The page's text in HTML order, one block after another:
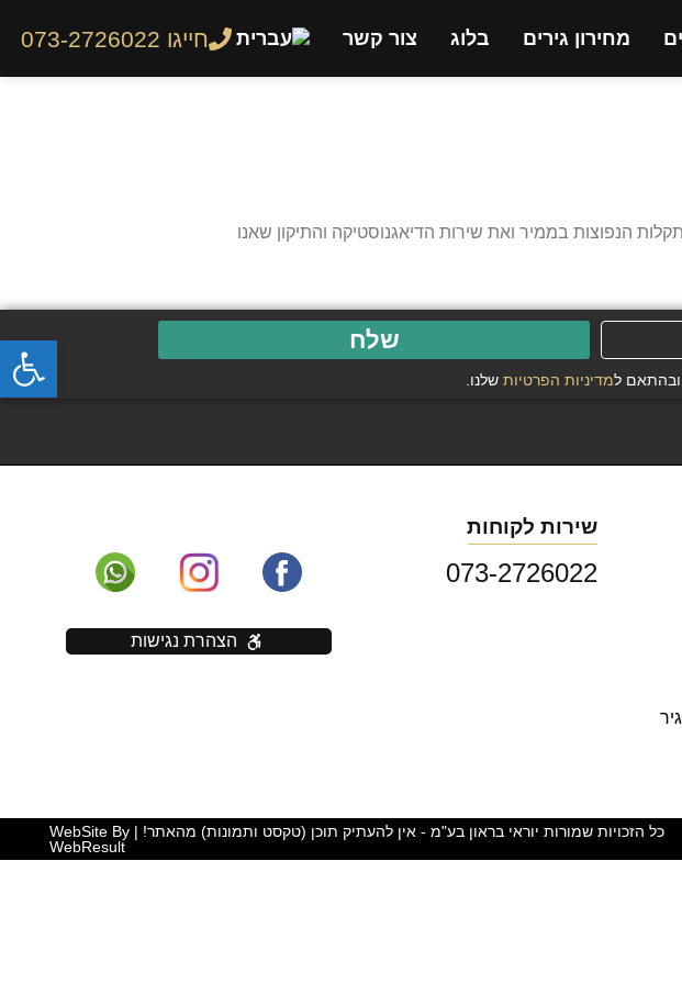
מחירון גירים בלוג צור קשר חייגו 073-2726022
הנפוצות בממיר ואת שירות הדיאגנוסטיקה והתיקון שאנו
מדיניות הפרטיות שלנו.
שלח
שירות לקוחות
073-2726022
הצהרת נגישות
כל הזכויות שמורות יוראי בראון בע"מ - אין להעתיק תוכן (טקסט ותמונות) מהאתר! | WebSite By
WebResult